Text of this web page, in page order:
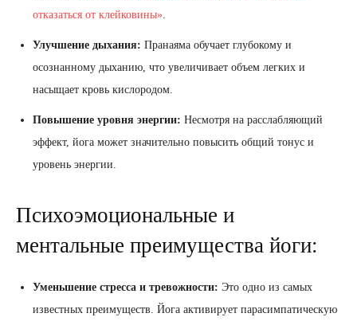
отказаться от клейковины».
Улучшение дыхания: Пранаяма обучает глубокому и
осознанному дыханию, что увеличивает объем легких и
насыщает кровь кислородом.
Повышение уровня энергии: Несмотря на расслабляющий
эффект, йога может значительно повысить общий тонус и
уровень энергии.
Психоэмоциональные и
ментальные преимущества йоги:
Уменьшение стресса и тревожности: Это одно из самых
известных преимуществ. Йога активирует парасимпатическую